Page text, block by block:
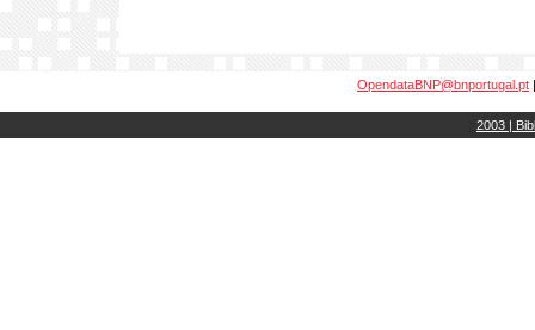
OpendataBNP@bnportugal.pt
2003 |